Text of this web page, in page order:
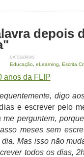
depois
CATEGORIAS
Educação eLearning Escrita
digo
e escrever pelo
perguntem,
meses sem
Mas isso não
todos os dias,